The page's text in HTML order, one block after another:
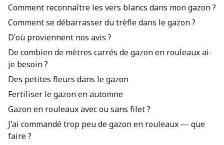
Comment reconnaître les vers blancs dans mon gazon ?
Comment se débarrasser du trèfle dans le gazon ?
D'où proviennent nos avis ?
De combien de mètres carrés de gazon en rouleaux ai-
je besoin ?
Des petites fleurs dans le gazon
Fertiliser le gazon en automne
Gazon en rouleaux avec ou sans filet ?
J'ai commandé trop peu de gazon en rouleaux — que
faire ?